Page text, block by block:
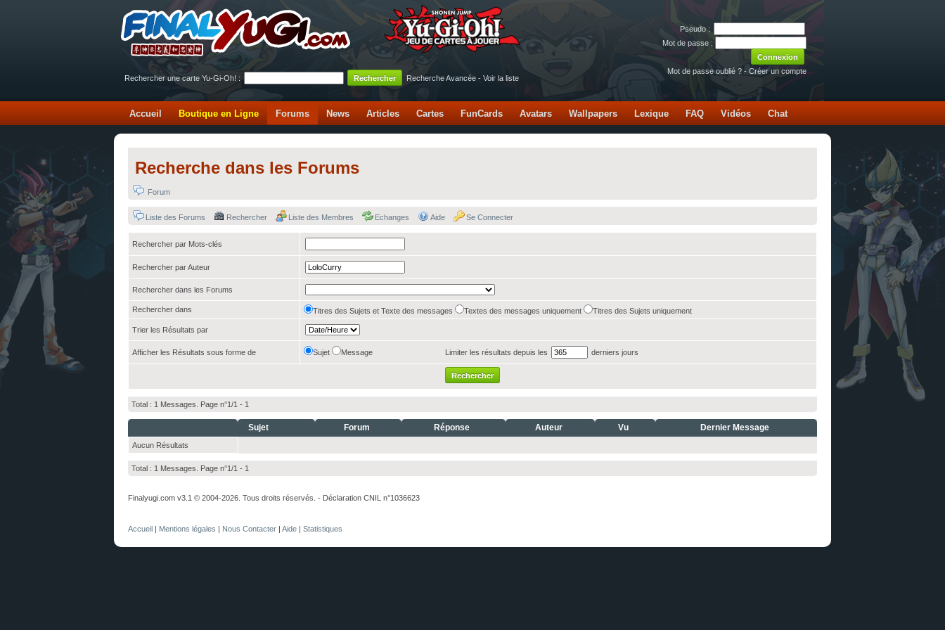
Pseudo :
Mot de passe :
Mot de passe oublié ? - Créer un compte
Rechercher une carte Yu-Gi-Oh! :
Recherche Avancée - Voir la liste
Accueil Boutique en Ligne Forums News Articles Cartes FunCards Avatars Wallpapers Lexique FAQ Vidéos Chat
Recherche dans les Forums
Forum
Liste des Forums Rechercher Liste des Membres Echanges Aide Se Connecter
Rechercher par Mots-clés
Rechercher par Auteur
Rechercher dans les Forums
Rechercher dans Titres des Sujets et Texte des messages Textes des messages uniquement Titres des Sujets uniquement
Trier les Résultats par
Afficher les Résultats sous forme de Sujet Message Limiter les résultats depuis les derniers jours
Total : 1 Messages. Page n°1/1 - 1
Sujet Forum Réponse Auteur Vu Dernier Message
Aucun Résultats
Total : 1 Messages. Page n°1/1 - 1
Finalyugi.com v3.1 © 2004-2026. Tous droits réservés. - Déclaration CNIL n°1036623
Accueil | Mentions légales | Nous Contacter | Aide | Statistiques